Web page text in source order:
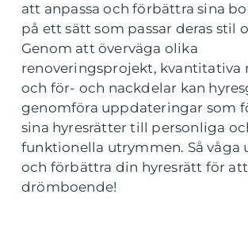
att anpassa och förbättra sina
på ett sätt som passar deras stil
Genom att överväga olika
renoveringsprojekt, kvantitativa
och för- och nackdelar kan
genomföra uppdateringar som
sina hyresrätter till personliga
funktionella utrymmen. Så våga
och förbättra din hyresrätt för
drömboende!